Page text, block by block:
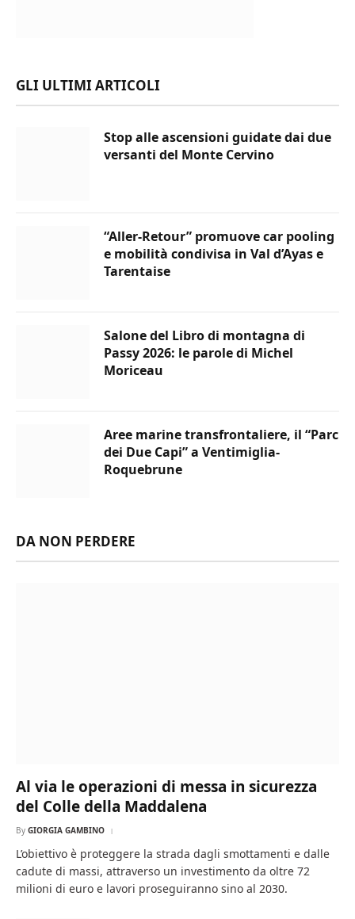
GLI ULTIMI ARTICOLI
Stop alle ascensioni guidate dai due
versanti del Monte Cervino
“Aller-Retour” promuove car pooling
e mobilità condivisa in Val d’Ayas e
Tarentaise
Salone del Libro di montagna di
Passy 2026: le parole di Michel
Moriceau
Aree marine transfrontaliere, il “Parc
dei Due Capi” a Ventimiglia-
Roquebrune
DA NON PERDERE
Al via le operazioni di messa in sicurezza
del Colle della Maddalena
By GIORGIA GAMBINO
L’obiettivo è proteggere la strada dagli smottamenti e dalle
cadute di massi, attraverso un investimento da oltre 72
milioni di euro e lavori proseguiranno sino al 2030.